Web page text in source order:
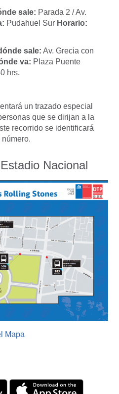
sale: Parada 2 / Av.
Pudahuel Sur Horario:
sale: Av. Grecia con
va: Plaza Puente
hrs.
un trazado especial
que se dirijan a la
recorrido se identificará
Nacional
Mapa